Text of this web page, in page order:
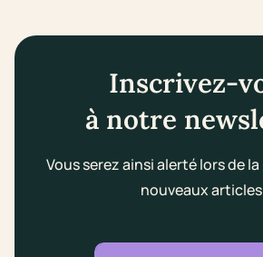
Inscrivez-
à notre
Vous serez ainsi alerté lors de
nouveaux